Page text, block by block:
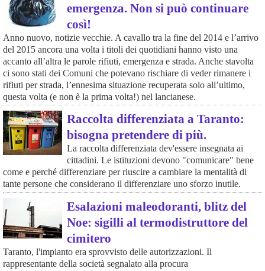
emergenza. Non si può continuare
così!
Anno nuovo, notizie vecchie. A cavallo tra la fine del 2014 e l’arrivo
del 2015 ancora una volta i titoli dei quotidiani hanno visto una
accanto all’altra le parole rifiuti, emergenza e strada. Anche stavolta
ci sono stati dei Comuni che potevano rischiare di veder rimanere i
rifiuti per strada, l’ennesima situazione recuperata solo all’ultimo,
questa volta (e non è la prima volta!) nel lancianese.
Raccolta differenziata a Taranto:
bisogna pretendere di più.
La raccolta differenziata dev'essere insegnata ai
cittadini. Le istituzioni devono "comunicare" bene
come e perché differenziare per riuscire a cambiare la mentalità di
tante persone che considerano il differenziare uno sforzo inutile.
Esalazioni maleodoranti, blitz del
Noe: sigilli al termodistruttore del
cimitero
Taranto, l'impianto era sprovvisto delle autorizzazioni. Il
rappresentante della società segnalato alla procura